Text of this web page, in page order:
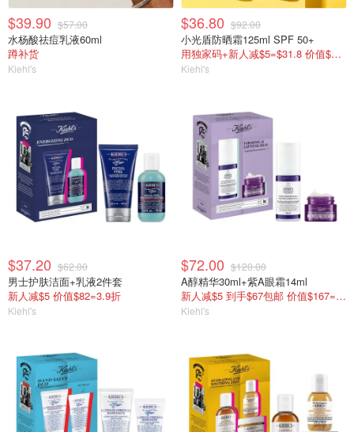
$39.90 $57.00
水杨酸祛痘乳液60ml
蹲补货
Kiehl's
$36.80 $92.00
小光盾防晒霜125ml SPF 50+
用独家码+新人减$5=$31.8 价值$155=变相2折
Kiehl's
$37.20 $62.00
男士护肤洁面+乳液2件套
新人减$5 价值$82=3.9折
Kiehl's
$72.00 $120.00
A醇精华30ml+紫A眼霜14ml
新人减$5 到手$67包邮 价值$167=4折
Kiehl's